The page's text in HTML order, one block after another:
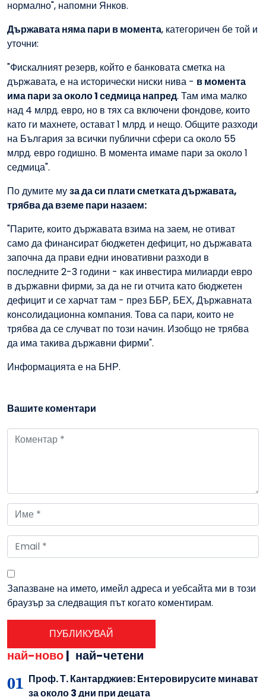
нормално", напомни Янков.
Държавата няма пари в момента, категоричен бе той и
уточни:
"Фискалният резерв, който е банковата сметка на
държавата, е на исторически ниски нива - в момента
има пари за около 1 седмица напред. Там има малко
над 4 млрд. евро, но в тях са включени фондове, които
като ги махнете, остават 1 млрд. и нещо. Общите разходи
на България за всички публични сфери са около 55
млрд. евро годишно. В момента имаме пари за около 1
седмица".
По думите муза да си плати сметката държавата,
трябва да вземе пари назаем:
"Парите, които държавата взима на заем, не отиват
само да финансират бюджетен дефицит, но държавата
започна да прави едни иновативни разходи в
последните 2-3 години - как инвестира милиарди евро
в държавни фирми, за да не ги отчита като бюджетен
дефицит и се харчат там - през ББР, БЕХ, Държавната
консолидационна компания. Това са пари, които не
трябва да се случват по този начин. Изобщо не трябва
да има такива държавни фирми".
Информацията е на БНР.
Вашите коментари
Запазване на името, имейл адреса и уебсайта ми в този
браузър за следващия път когато коментирам.
най-ново| най-четени
Проф. Т. Кантарджиев: Ентеровирусите минават
за около 3 дни при децата